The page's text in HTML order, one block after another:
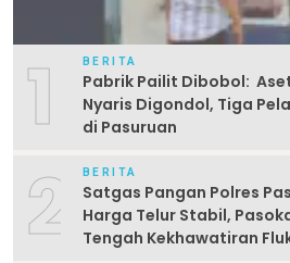
1 BERITA
Pabrik Pailit Dibobol:
Nyaris Digondol, Tiga
di Pasuruan
2 BERITA
Satgas Pangan Polres
Harga Telur Stabil,
Tengah Kekhawatiran